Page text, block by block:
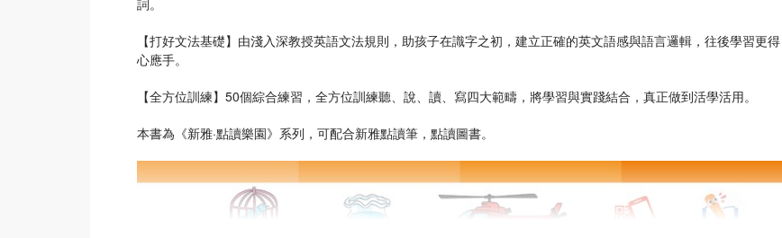
【打好文法基礎】由淺入深教授英語文法規則，助孩子在識字之初，建立正確的英文語感與語言邏輯，往後學習更得
心應手。
【全方位訓練】50個綜合練習，全方位訓練聽、說、讀、寫四大範疇，將學習與實踐結合，真正做到活學活用。
本書為《新雅·點讀樂園》系列，可配合新雅點讀筆，點讀圖書。